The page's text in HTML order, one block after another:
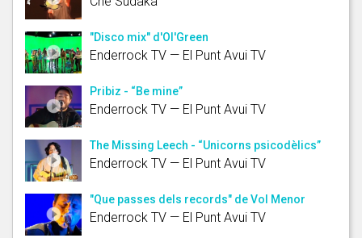
"Disco mix" d'Ol'Green
Enderrock TV — El Punt Avui TV
Pribiz - “Be mine”
Enderrock TV — El Punt Avui TV
The Missing Leech - “Unicorns psicodèlics”
Enderrock TV — El Punt Avui TV
"Que passes dels records" de Vol Menor
Enderrock TV — El Punt Avui TV